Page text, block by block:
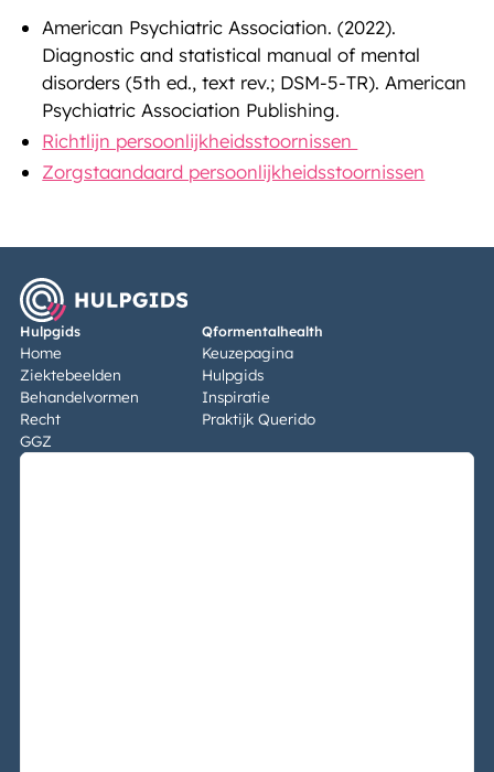
American Psychiatric Association. (2022).
Diagnostic and statistical manual of mental
disorders (5th ed., text rev.; DSM-5-TR). American
Psychiatric Association Publishing.
Richtlijn persoonlijkheidsstoornissen
Zorgstaandaard persoonlijkheidsstoornissen
Hulpgids
Home
Ziektebeelden
Behandelvormen
Recht
GGZ
Qformentalhealth
Keuzepagina
Hulpgids
Inspiratie
Praktijk Querido